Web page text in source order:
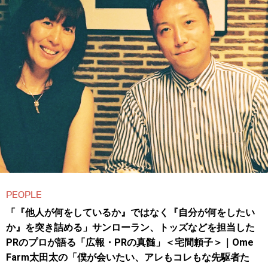
PEOPLE
「『他人が何をしているか』ではなく『自分が何をしたい
か』を突き詰める」サンローラン、トッズなどを担当した
PRのプロが語る「広報・PRの真髄」＜宅間頼子＞｜Ome
Farm太田太の「僕が会いたい、アレもコレもな先駆者た